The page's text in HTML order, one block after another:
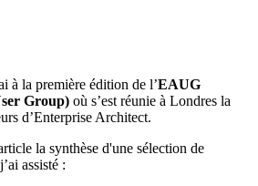
à la première édition de l’EAUG
Group) où s’est réunie à Londres la
d’Enterprise Architect.
la synthèse d'une sélection de
assisté :